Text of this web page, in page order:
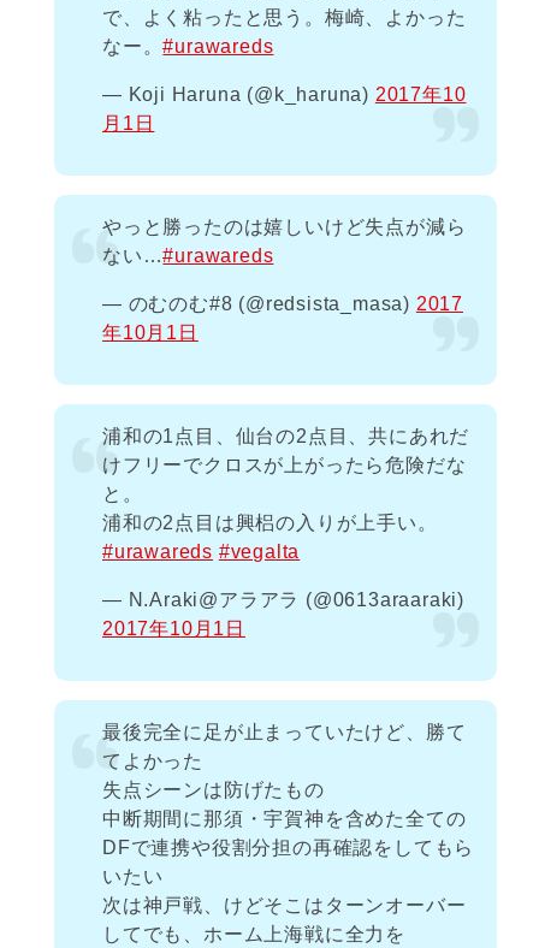
で、よく粘ったと思う。梅崎、よかった
なー。#urawareds
— Koji Haruna (@k_haruna) 2017年10
月1日
やっと勝ったのは嬉しいけど失点が減ら
ない…#urawareds
— のむのむ#8 (@redsista_masa) 2017
年10月1日
浦和の1点目、仙台の2点目、共にあれだ
けフリーでクロスが上がったら危険だな
と。
浦和の2点目は興梠の入りが上手い。
#urawareds #vegalta
— N.Araki@アラアラ (@0613araaraki)
2017年10月1日
最後完全に足が止まっていたけど、勝て
てよかった
失点シーンは防げたもの
中断期間に那須・宇賀神を含めた全ての
DFで連携や役割分担の再確認をしてもら
いたい
次は神戸戦、けどそこはターンオーバー
してでも、ホーム上海戦に全力を